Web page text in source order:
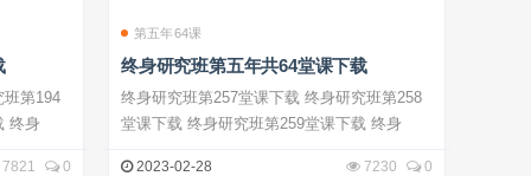
堂课下载 终身研究班第195堂课下载 终身
7821 0
第五年64课
终身研究班第五年共64堂课下载
终身研究班第257堂课下载 终身研究班第258
堂课下载 终身研究班第259堂课下载 终身
2023-02-28 7230 0